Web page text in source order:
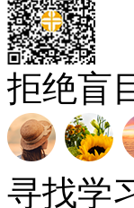
拒绝盲
寻找学